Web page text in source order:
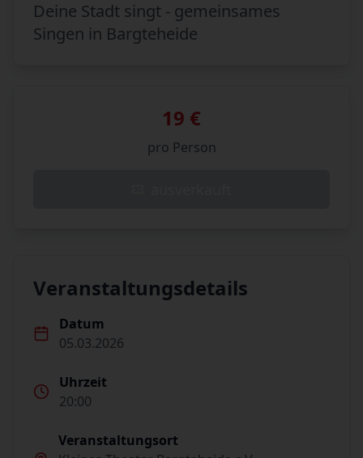
Deine Stadt singt - gemeinsames
Singen in Bargteheide
19 €
pro Person
Veranstaltungsdetails
Datum
05.03.2026
Uhrzeit
20:00
Veranstaltungsort